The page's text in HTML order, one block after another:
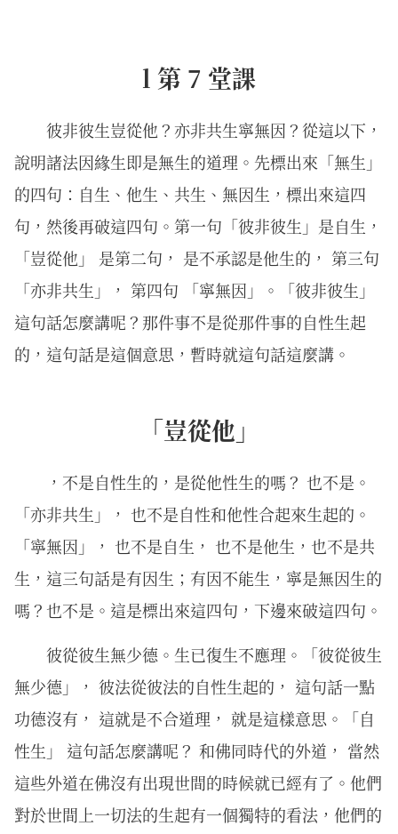
l 第 7 堂課
彼⾮彼⽣豈從他？亦⾮共⽣寧無因？從這以下，
說明諸法因緣生即是無生的道理。先標出來「無生」
的四句：自生、他生、共生、無因生，標出來這四
句，然後再破這四句。第一句「彼非彼生」是自生，
「豈從他」 是第二句， 是不承認是他生的， 第三句
「亦非共生」， 第四句 「寧無因」。「彼非彼生」
這句話怎麼講呢？那件事不是從那件事的自性生起
的，這句話是這個意思，暫時就這句話這麼講。
「豈從他」
，不是自性生的，是從他性生的嗎？ 也不是。
「亦非共生」， 也不是自性和他性合起來生起的。
「寧無因」， 也不是自生， 也不是他生，也不是共
生，這三句話是有因生；有因不能生，寧是無因生的
嗎？也不是。這是標出來這四句，下邊來破這四句。
彼從彼⽣無少德。⽣已復⽣不應理。「彼從彼生
無少德」， 彼法從彼法的自性生起的， 這句話一點
功德沒有， 這就是不合道理， 就是這樣意思。「自
性生」 這句話怎麼講呢？ 和佛同時代的外道， 當然
這些外道在佛沒有出現世間的時候就已經有了。他們
對於世間上一切法的生起有一個獨特的看法，他們的